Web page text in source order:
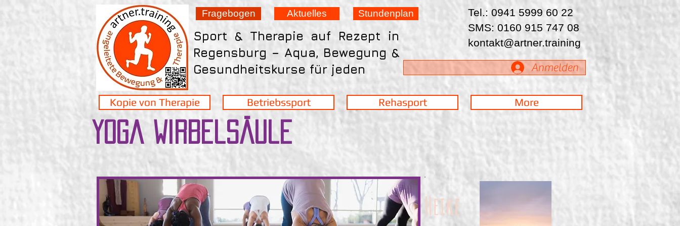
Fragebogen Aktuelles Stundenplan
Tel.: 0941 5999 60 22
SMS: 0160 915 747 08
kontakt@artner.training
Anmelden
Sport & Therapie auf Rezept in
Regensburg – Aqua, Bewegung &
Gesundheitskurse für jeden
Kopie von Therapie Betriebssport Rehasport More
Yoga Wirbelsäule
Heike